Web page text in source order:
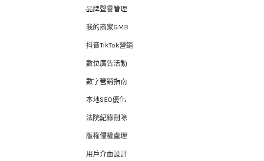
品牌聲譽管理
我的商家GMB
抖音TikTok營銷
數位廣告活動
數字營銷指南
本地SEO優化
法院紀錄刪除
版權侵權處理
用戶介面設計